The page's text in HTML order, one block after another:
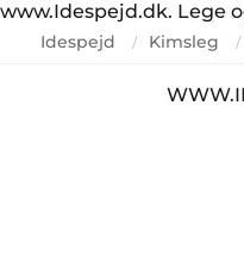
www.Idespejd.dk. Lege
Idespejd / Kimsleg /